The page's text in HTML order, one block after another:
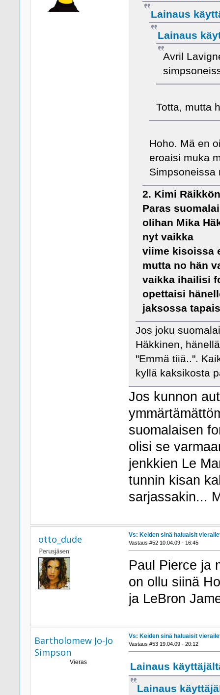
Lainaus
Lainaus
Avril
Totta, mutta
Hoho. Mä en
eroaisi muka
Simpsoneissa
2. Kimi
Paras
olihan Mika
nyt vaikka
viime kisoissa
mutta no hän
vaikka ihailisi
opettaisi
jaksossa
Jos joku
Häkkinen,
"Emmä tiiä..".
kyllä kaksikosta
Jos kunnon
suomalaisen
olisi se
jenkkien Le
tunnin kisan
sarjassakin...
otto_dude Vs: Keiden sinä haluaisit
Vastaus #52 10.04.09 - 16:45
Paul Pierce ja
on ollu siinä
ja LeBron
Bartholomew Jo-Jo
Simpson
Vieras
Vs: Keiden sinä haluaisit
Vastaus #53 19.04.09 - 20:12
Lainaus
Lainaus